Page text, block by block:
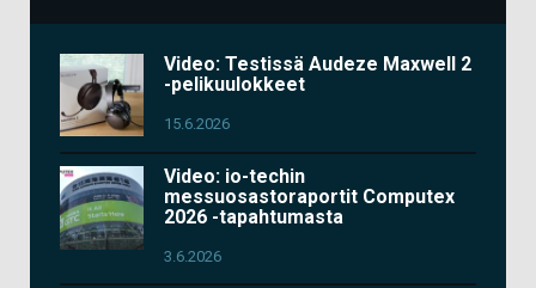
Video: Testissä Audeze Maxwell 2
-pelikuulokkeet
15.6.2026
Video: io-techin
messuosastoraportit Computex
2026 -tapahtumasta
3.6.2026